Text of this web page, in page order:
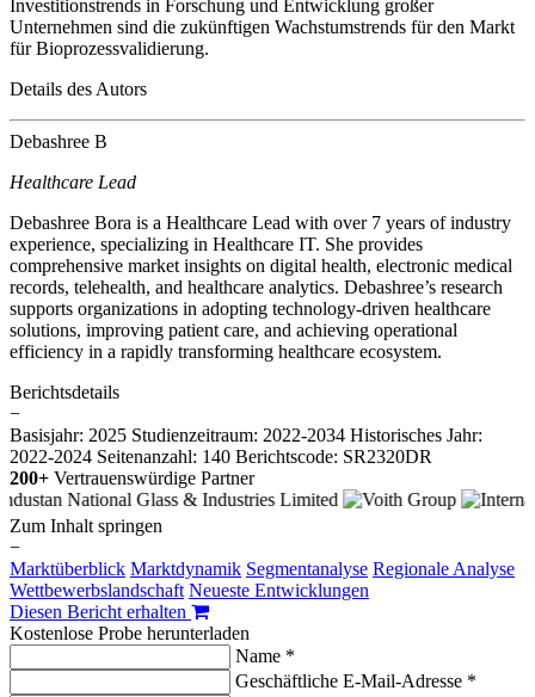
Investitionstrends in Forschung und Entwicklung großer
Unternehmen sind die zukünftigen Wachstumstrends für den Markt
für Bioprozessvalidierung.
Details des Autors
Debashree B
Healthcare Lead
Debashree Bora is a Healthcare Lead with over 7 years of industry
experience, specializing in Healthcare IT. She provides
comprehensive market insights on digital health, electronic medical
records, telehealth, and healthcare analytics. Debashree’s research
supports organizations in adopting technology-driven healthcare
solutions, improving patient care, and achieving operational
efficiency in a rapidly transforming healthcare ecosystem.
Berichtsdetails
−
Basisjahr: 2025 Studienzeitraum: 2022-2034 Historisches Jahr:
2022-2024 Seitenanzahl: 140 Berichtscode: SR2320DR
200+ Vertrauenswürdige Partner
Zum Inhalt springen
−
Marktüberblick Marktdynamik Segmentanalyse Regionale Analyse
Wettbewerbslandschaft Neueste Entwicklungen
Diesen Bericht erhalten
Kostenlose Probe herunterladen
Name *
Geschäftliche E-Mail-Adresse *